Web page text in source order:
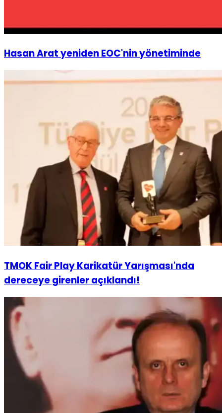
Hasan Arat yeniden EOC'nin yönetiminde
TMOK Fair Play Karikatür Yarışması'nda
dereceye girenler açıklandı!